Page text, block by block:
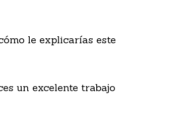
le explicarías este
un excelente trabajo